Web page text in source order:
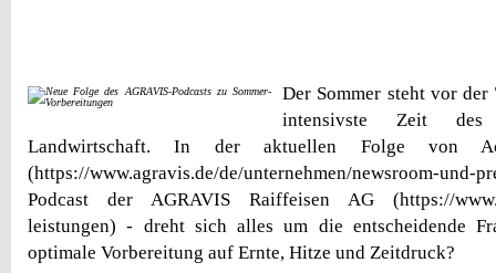
Der Sommer steht vor
intensivste Zeit
Landwirtschaft. In der aktuellen Folge von
(https://www.agravis.de/de/unternehmen/newsroom-und-
Podcast der AGRAVIS Raiffeisen AG (https://
leistungen) - dreht sich alles um die entscheidende
optimale Vorbereitung auf Ernte, Hitze und Zeitdruck?